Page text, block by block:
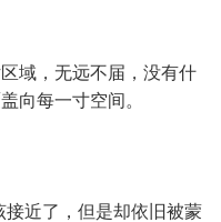
域，无远不届，没有什
向每一寸空间。
近了，但是却依旧被蒙